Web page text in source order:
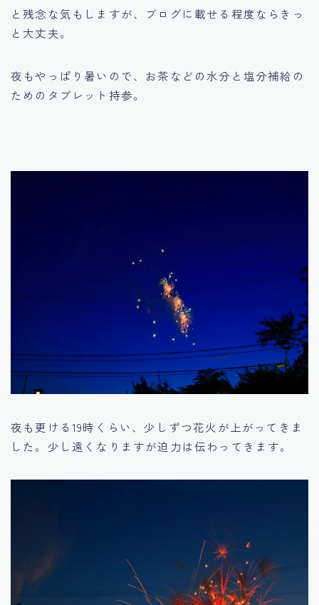
と残念な気もしますが、ブログに載せる程度ならきっ
と大丈夫。
夜もやっぱり暑いので、お茶などの水分と塩分補給の
ためのタブレット持参。
夜も更ける19時くらい、少しずつ花火が上がってきま
した。少し遠くなりますが迫力は伝わってきます。